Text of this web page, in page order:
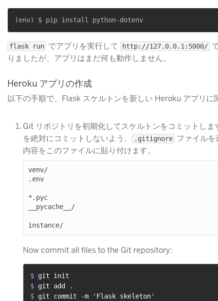
flask run ​ でアプリを実行して http://127.0.0.1:5000/
りましたが、アプリはまだ何も動作しません。
Heroku アプリの作成
以下の手順で、Flask スケルトンを新しい Heroku アプリに
Git リポジトリを初期化してスケルトンをコミットし
を絶対にコミットしないよう、
.gitignore
ファイル
内容をこのファイルに貼り付けます。
venv/
.env
*.pyc
__pycache__/
instance/
Now commit all files to the Git repository:
$ git init
$ git add .
$ git commit -m 'Flask skeleton'